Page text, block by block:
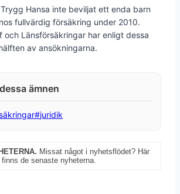
Hansa inte beviljat ett enda barn
fullvärdig försäkring under 2010.
och Länsförsäkringar har enligt dessa
av ansökningarna.
#juridik
Missat något i nyhetsflödet? Här
finns de senaste nyheterna.